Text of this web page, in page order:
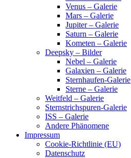
Venus – Galerie
Mars – Galerie
Jupiter – Galerie
Saturn – Galerie
Kometen – Galerie
Deepsky – Bilder
Nebel – Galerie
Galaxien – Galerie
Sternhaufen-Galerie
Sterne – Galerie
Weitfeld – Galerie
Sternstrichspuren-Galerie
ISS – Galerie
Andere Phänomene
Impressum
Cookie-Richtlinie (EU)
Datenschutz